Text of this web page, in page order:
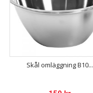
Skål omläggning B10...